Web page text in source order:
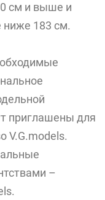
см и выше и
183 см.
приглашены для
V.G.models.
–